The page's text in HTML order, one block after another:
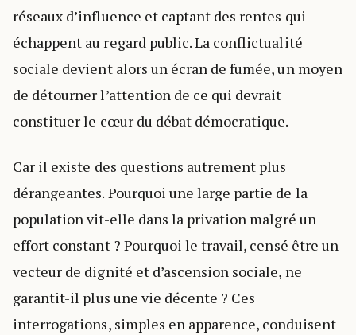
réseaux d’influence et captant des rentes qui
échappent au regard public. La conflictualité
sociale devient alors un écran de fumée, un moyen
de détourner l’attention de ce qui devrait
constituer le cœur du débat démocratique.
Car il existe des questions autrement plus
dérangeantes. Pourquoi une large partie de la
population vit-elle dans la privation malgré un
effort constant ? Pourquoi le travail, censé être un
vecteur de dignité et d’ascension sociale, ne
garantit-il plus une vie décente ? Ces
interrogations, simples en apparence, conduisent